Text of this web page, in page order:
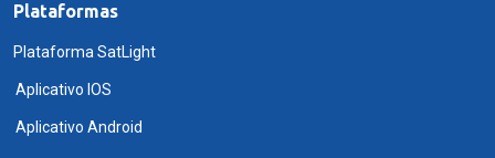
Plataformas
Plataforma SatLight
Aplicativo IOS
Aplicativo Android